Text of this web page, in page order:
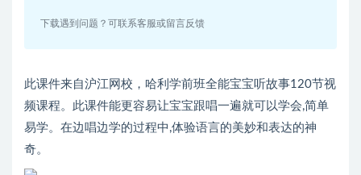
下载遇到问题？可联系客服或留言反馈
此课件来自沪江网校，哈利学前班全能宝宝听故事120节视
频课程。此课件能更容易让宝宝跟唱一遍就可以学会,简单
易学。在边唱边学的过程中,体验语言的美妙和表达的神
奇。